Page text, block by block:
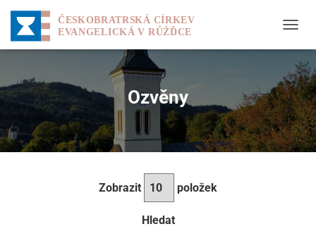
Ř
P
N
O
U
T
N
Ozvěny
Zobrazit položek
Hledat